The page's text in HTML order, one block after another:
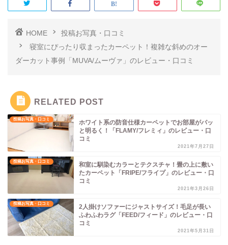
HOME
投稿お写真・口コミ
寝室にぴったり収まったカーペット！複雑な斜めのオー
ダーカット事例「MUVA/ムーヴァ」のレビュー・口コミ
RELATED POST
投稿お写真・口コミ
ホワイト系の防音仕様カーペットでお部屋がパッ
と明るく！「FLAMY/フレミィ」のレビュー・口
コミ
2021年7月27日
投稿お写真・口コミ
和室に馴染むカラーとテクスチャ！畳の上に敷い
たカーペット「FRIPE/フライプ」のレビュー・口
コミ
2021年3月26日
投稿お写真・口コミ
2人掛けソファーにジャストサイズ！毛足が長い
ふわふわラグ「FEED/フィード」のレビュー・口
コミ
2021年5月31日